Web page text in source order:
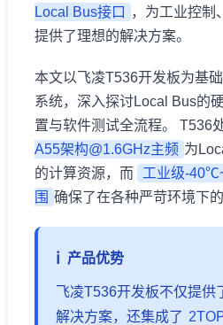
Local Bus接口
，为工业控制、
提供了理想的解决方案。
本文以飞凌T536开发板为基
系统，深入探讨Local Bus的
置与软件测试全流程。 T536
A55架构@1.6GHz主频 为
的计算资源，而
工业级-
围 确保了在各种严苛环境下的
产品优势
飞凌T536开发板不仅提供
解决方案，还集成了